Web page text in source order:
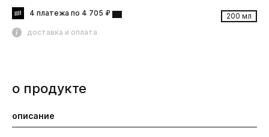
200 мл
4 платежа по 4 705 ₽
доставка и оплата
о продукте
описание